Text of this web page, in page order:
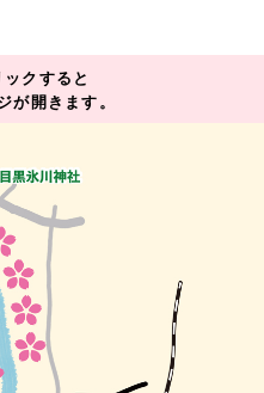
ックすると
が開きます。